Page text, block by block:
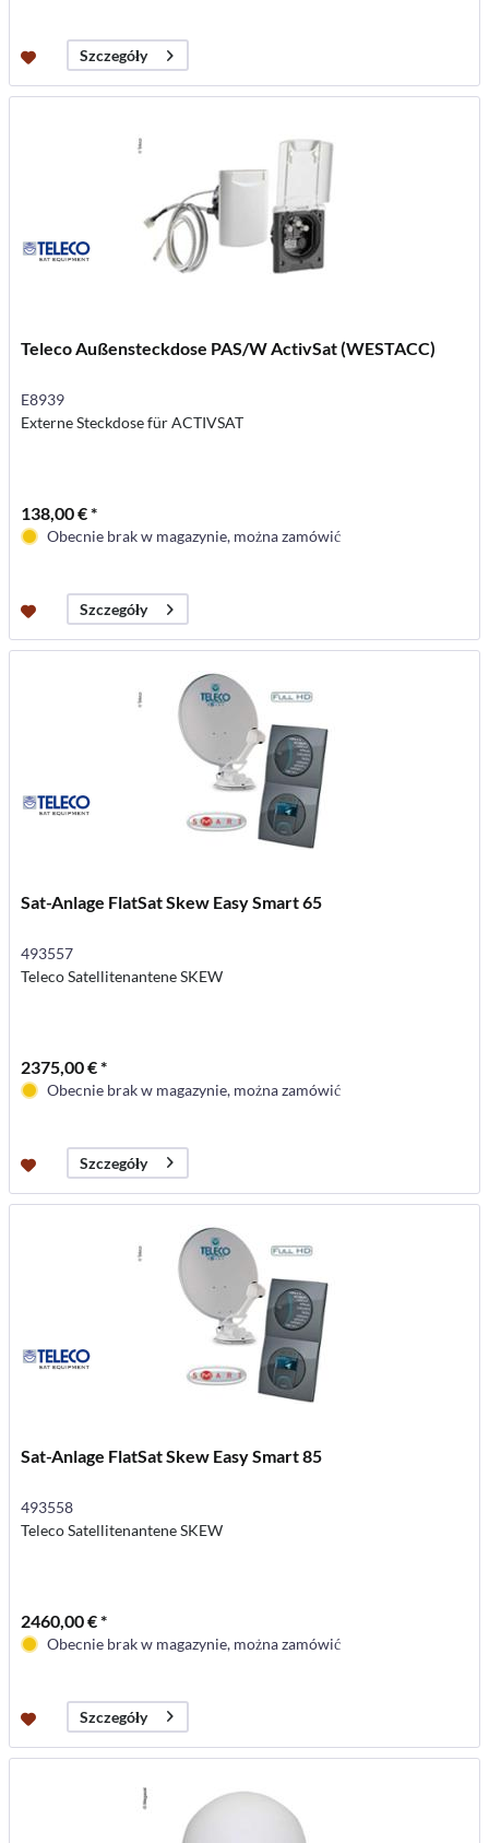
Szczegóły
Teleco Außensteckdose PAS/W ActivSat (WESTACC)
E8939
Externe Steckdose für ACTIVSAT
138,00 € *
Obecnie brak w magazynie, można zamówić
Szczegóły
Sat-Anlage FlatSat Skew Easy Smart 65
493557
Teleco Satellitenantene SKEW
2375,00 € *
Obecnie brak w magazynie, można zamówić
Szczegóły
Sat-Anlage FlatSat Skew Easy Smart 85
493558
Teleco Satellitenantene SKEW
2460,00 € *
Obecnie brak w magazynie, można zamówić
Szczegóły